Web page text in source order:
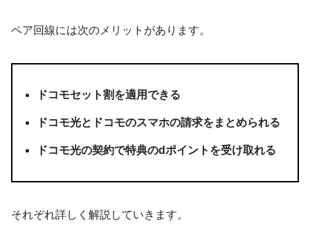
ペア回線には次のメリットがあります。
ドコモセット割を適用できる
ドコモ光とドコモのスマホの請求をまとめられる
ドコモ光の契約で特典のdポイントを受け取れる
それぞれ詳しく解説していきます。